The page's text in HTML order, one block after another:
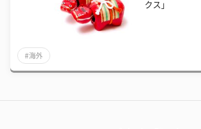
クス」
#海外